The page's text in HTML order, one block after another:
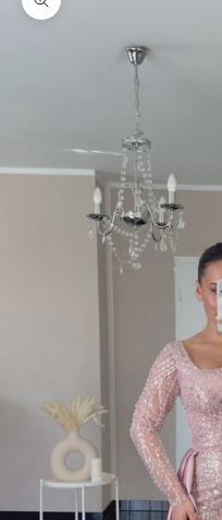
Bild vergrößern